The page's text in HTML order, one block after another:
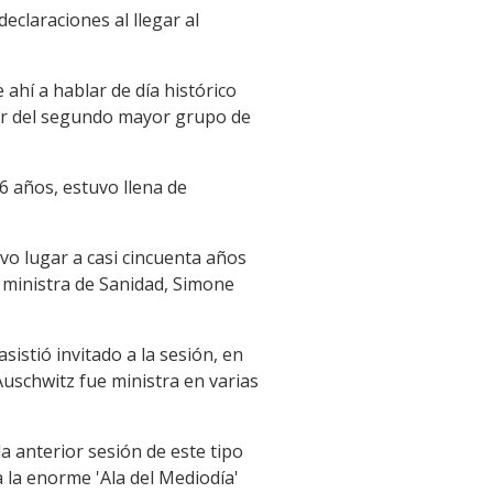
al llegar al
a hablar de día histórico
del segundo mayor grupo de
años, estuvo llena de
lugar a casi cincuenta años
de Sanidad, Simone
invitado a la sesión, en
fue ministra en varias
anterior sesión de este tipo
enorme 'Ala del Mediodía'